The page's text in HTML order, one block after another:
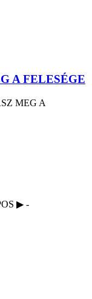
A FELESÉGE
MEG A
▶ -